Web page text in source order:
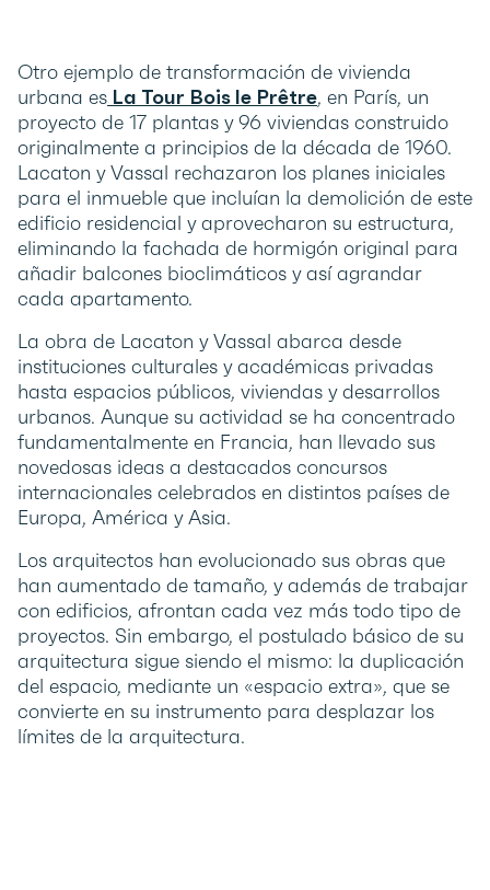
Otro ejemplo de transformación de vivienda
urbana es La Tour Bois le Prêtre, en París, un
proyecto de 17 plantas y 96 viviendas construido
originalmente a principios de la década de 1960.
Lacaton y Vassal rechazaron los planes iniciales
para el inmueble que incluían la demolición de este
edificio residencial y aprovecharon su estructura,
eliminando la fachada de hormigón original para
añadir balcones bioclimáticos y así agrandar
cada apartamento.
La obra de Lacaton y Vassal abarca desde
instituciones culturales y académicas privadas
hasta espacios públicos, viviendas y desarrollos
urbanos. Aunque su actividad se ha concentrado
fundamentalmente en Francia, han llevado sus
novedosas ideas a destacados concursos
internacionales celebrados en distintos países de
Europa, América y Asia.
Los arquitectos han evolucionado sus obras que
han aumentado de tamaño, y además de trabajar
con edificios, afrontan cada vez más todo tipo de
proyectos. Sin embargo, el postulado básico de su
arquitectura sigue siendo el mismo: la duplicación
del espacio, mediante un «espacio extra», que se
convierte en su instrumento para desplazar los
límites de la arquitectura.